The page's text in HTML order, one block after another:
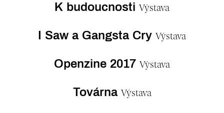
K budoucnosti Výstava
I Saw a Gangsta Cry Výstava
Openzine 2017 Výstava
Továrna Výstava